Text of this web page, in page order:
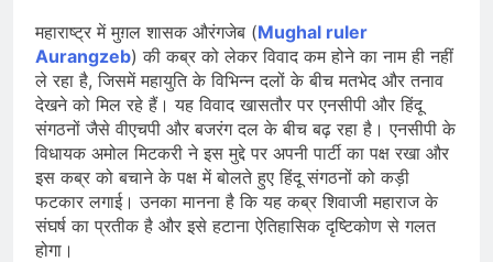
स्थान पर समाप्त किया
August 8, 2026
स्वतंत्रता दिवस से पहले देशभर में ‘हर घर
तिरंगा’ अभियान और सांस्कृतिक कार्यक्रमों की
तैयारियाँ तेज़
August 7, 2026
IMD ने कई राज्यों में भारी बारिश और बाढ़ की
चेतावनी जारी की, उत्तर भारत और पूर्वोत्तर में
हाई अलर्ट
August 7, 2026
महाराष्ट्र में मुग़ल शासक औरंगजेब (Mughal ruler
Aurangzeb) की कब्र को लेकर विवाद कम होने का नाम ही नहीं
ले रहा है, जिसमें महायुति के विभिन्न दलों के बीच मतभेद और तनाव
देखने को मिल रहे हैं। यह विवाद खासतौर पर एनसीपी और हिंदू
संगठनों जैसे वीएचपी और बजरंग दल के बीच बढ़ रहा है। एनसीपी के
विधायक अमोल मिटकरी ने इस मुद्दे पर अपनी पार्टी का पक्ष रखा और
इस कब्र को बचाने के पक्ष में बोलते हुए हिंदू संगठनों को कड़ी
फटकार लगाई। उनका मानना है कि यह कब्र शिवाजी महाराज के
संघर्ष का प्रतीक है और इसे हटाना ऐतिहासिक दृष्टिकोण से गलत
होगा।